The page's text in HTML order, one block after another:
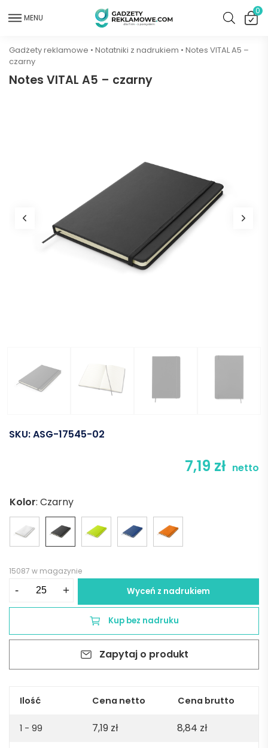
MENU
0
Gadżety reklamowe • Notatniki z nadrukiem • Notes VITAL A5 –
czarny
Notes VITAL A5 – czarny
SKU:ASG-17545-02
7,19 zł netto
Kolor: Czarny
15087 w magazynie
-
-
+ Wyceń z nadrukiem
Kup bez nadruku
Zapytaj o produkt
Ilość Cena netto Cena brutto
1 - 99 7,19 zł 8,84 zł